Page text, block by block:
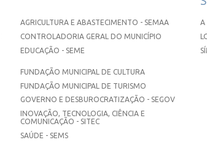
AGRICULTURA E ABASTECIMENTO - SEMAA
CONTROLADORIA GERAL DO MUNICÍPIO
EDUCAÇÃO - SEME
FUNDAÇÃO MUNICIPAL DE CULTURA
FUNDAÇÃO MUNICIPAL DE TURISMO
GOVERNO E DESBUROCRATIZAÇÃO - SEGOV
INOVAÇÃO, TECNOLOGIA, CIÊNCIA E
COMUNICAÇÃO - SITEC
SAÚDE - SEMS
A